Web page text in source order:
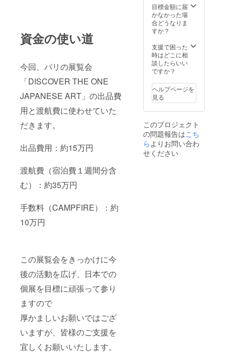
資金の使い道
今回、パリの展覧会
「DISCOVER THE ONE
JAPANESE ART」の出品費
用と渡航費に使わせていた
だきます。
出品費用：約15万円
渡航費（宿泊費１週間分含
む）：約35万円
手数料（CAMPFIRE）：約
10万円
この展覧会をきっかけに今
後の活動を広げ、日本での
個展を目標に頑張って参り
ますので
厚かましいお願いではござ
いますが、皆様のご支援を
宜しくお願いいたします。
いた方
には、
いち早
展示会
や６月
に開会
の本プ
クトの
ご報告
や画像
も追っ
せて頂
きま
す。 暖
かくご
支援の
UVカッ
ト９
０％以
上！ 型
しにく
いの
で、
洗って
使用し
ていた
だけま
す。 素
リエス
テル８
９％／
ポリウ
レタン
目標金額に届
かなかった場
合どうなりま
すか？
支援で困った
時はどこに相
談したらいい
ですか？
ヘルプページを
見る
このプロジェクト
の問題報告はこち
らよりお問い合わ
せください